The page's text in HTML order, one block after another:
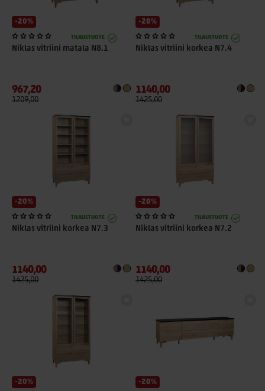
-20%
TILAUSTUOTE
Niklas vitriini matala N8.1
967,20
1209,00
-20%
TILAUSTUOTE
Niklas vitriini korkea N7.4
1140,00
1425,00
-20%
TILAUSTUOTE
Niklas vitriini korkea N7.3
1140,00
1425,00
-20%
TILAUSTUOTE
Niklas vitriini korkea N7.2
1140,00
1425,00
-20% -20%